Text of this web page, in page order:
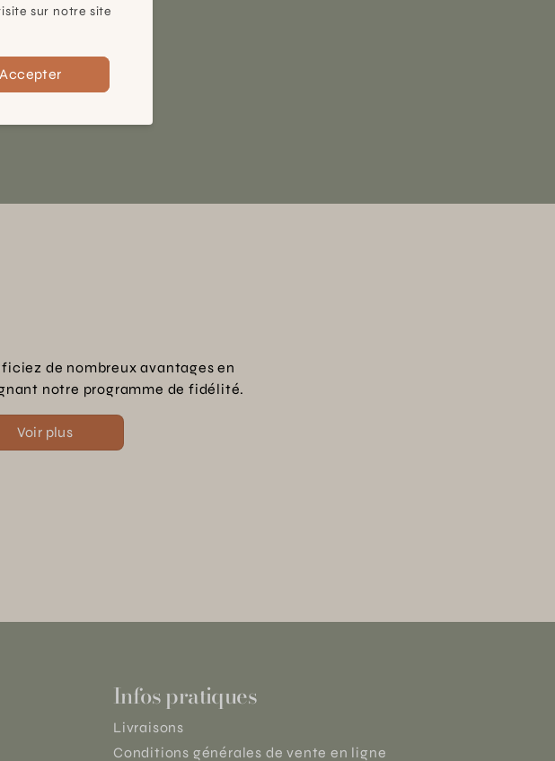
de nombreux avantages en
notre programme de fidélité.
Voir plus
Infos pratiques
Livraisons
Conditions générales de vente en ligne
sur notre site
Accepter